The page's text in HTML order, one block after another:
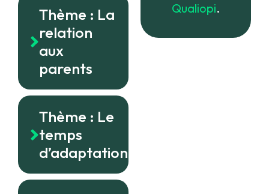
Thème : La
relation
aux
parents
Thème : Le
temps
d’adaptation
Qualiopi.